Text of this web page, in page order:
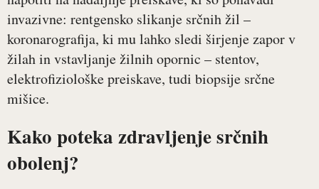
invazivne: rentgensko slikanje srčnih žil –
koronarografija, ki mu lahko sledi širjenje zapor v
žilah in vstavljanje žilnih opornic – stentov,
elektrofiziološke preiskave, tudi biopsije srčne
mišice.
Kako poteka zdravljenje srčnih
obolenj?